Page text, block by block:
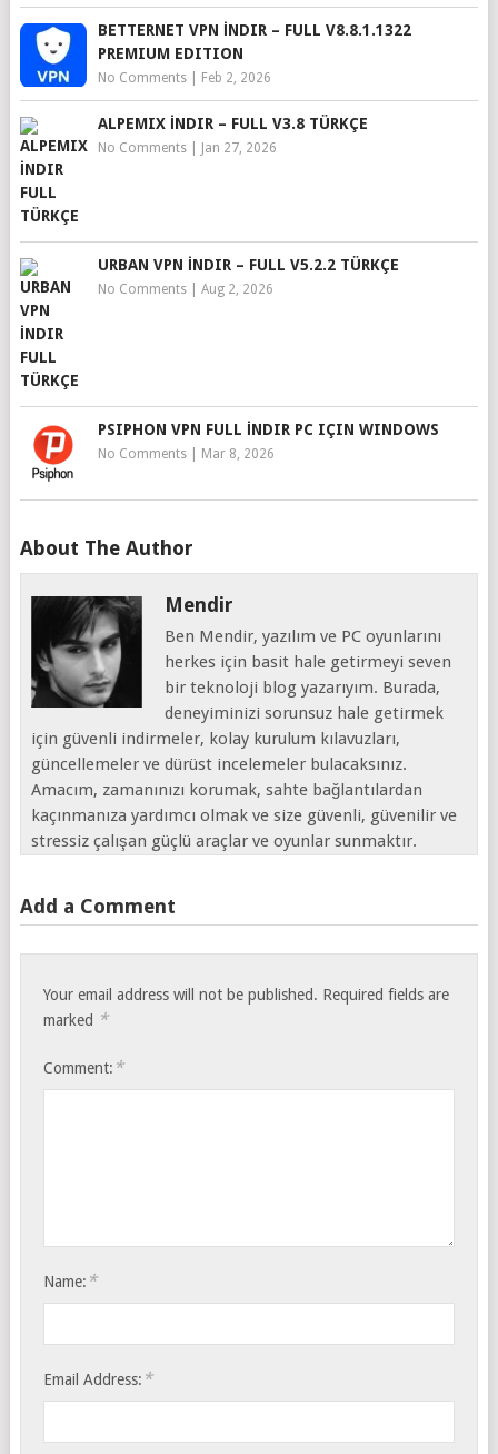
BETTERNET VPN İNDIR – FULL V8.8.1.1322
PREMIUM EDITION
No Comments| Feb 2, 2026
ALPEMIX İNDIR – FULL V3.8 TÜRKÇE
No Comments| Jan 27, 2026
URBAN VPN İNDIR – FULL V5.2.2 TÜRKÇE
No Comments| Aug 2, 2026
PSIPHON VPN FULL İNDIR PC IÇIN WINDOWS
No Comments| Mar 8, 2026
About The Author
Mendir
Ben Mendir, yazılım ve PC oyunlarını
herkes için basit hale getirmeyi seven
bir teknoloji blog yazarıyım. Burada,
deneyiminizi sorunsuz hale getirmek
için güvenli indirmeler, kolay kurulum kılavuzları,
güncellemeler ve dürüst incelemeler bulacaksınız.
Amacım, zamanınızı korumak, sahte bağlantılardan
kaçınmanıza yardımcı olmak ve size güvenli, güvenilir ve
stressiz çalışan güçlü araçlar ve oyunlar sunmaktır.
Add a Comment
Your email address will not be published. Required fields are
marked *
Comment: *
Name: *
Email Address: *